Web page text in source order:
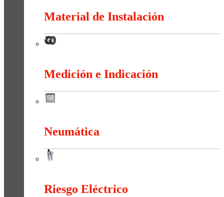
Material de Instalación
Medición e Indicación
Neumática
Riesgo Eléctrico